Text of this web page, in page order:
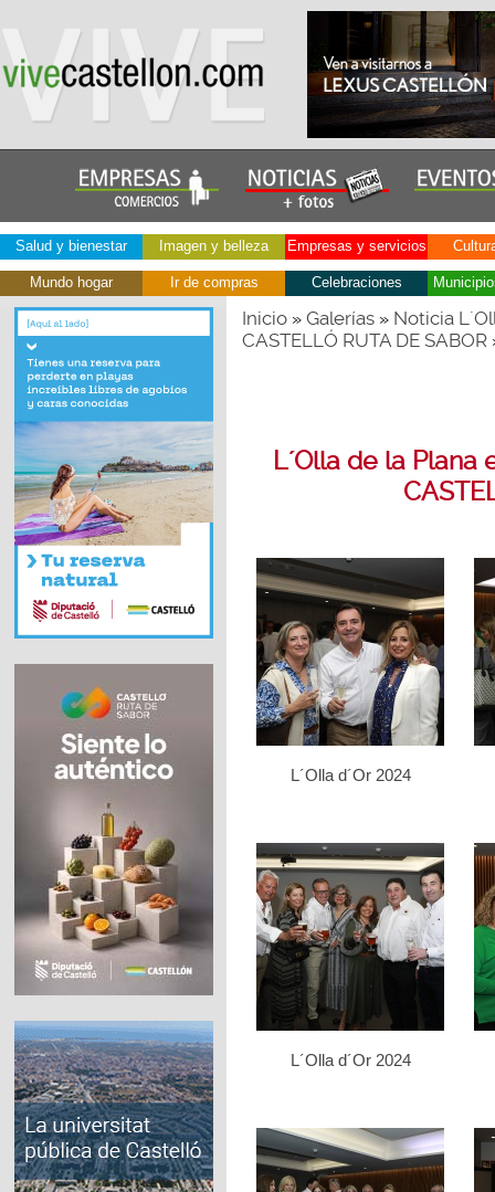
Salud y bienestar Imagen y belleza Empresas y servicios
Mundo hogar Ir de compras Celebraciones
Inicio» Galerías» Noticia
CASTELLÓ RUTA DE SABOR
L´Olla de la Plana
L´Olla d´Or 2024
L´Olla d´Or 2024